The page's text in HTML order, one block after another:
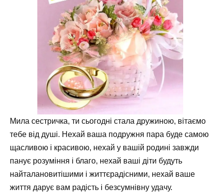
Мила сестричка, ти сьогодні стала дружиною, вітаємо
тебе від душі. Нехай ваша подружня пара буде самою
щасливою і красивою, нехай у вашій родині завжди
панує розуміння і благо, нехай ваші діти будуть
найталановитішими і життєрадісними, нехай ваше
життя дарує вам радість і безсумнівну удачу.